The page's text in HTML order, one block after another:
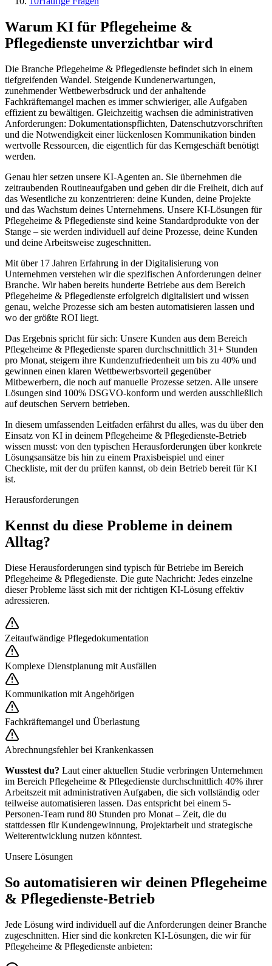
Warum KI für Pflegeheime &
Pflegedienste unverzichtbar wird
Die Branche Pflegeheime & Pflegedienste befindet sich in einem
tiefgreifenden Wandel. Steigende Kundenerwartungen,
zunehmender Wettbewerbsdruck und der anhaltende
Fachkräftemangel machen es immer schwieriger, alle Aufgaben
effizient zu bewältigen. Gleichzeitig wachsen die administrativen
Anforderungen: Dokumentationspflichten, Datenschutzvorschriften
und die Notwendigkeit einer lückenlosen Kommunikation binden
wertvolle Ressourcen, die eigentlich für das Kerngeschäft benötigt
werden.
Genau hier setzen unsere KI-Agenten an. Sie übernehmen die
zeitraubenden Routineaufgaben und geben dir die Freiheit, dich auf
das Wesentliche zu konzentrieren: deine Kunden, deine Projekte
und das Wachstum deines Unternehmens. Unsere KI-Lösungen für
Pflegeheime & Pflegedienste sind keine Standardprodukte von der
Stange – sie werden individuell auf deine Prozesse, deine Kunden
und deine Arbeitsweise zugeschnitten.
Mit über 17 Jahren Erfahrung in der Digitalisierung von
Unternehmen verstehen wir die spezifischen Anforderungen deiner
Branche. Wir haben bereits hunderte Betriebe aus dem Bereich
Pflegeheime & Pflegedienste erfolgreich digitalisiert und wissen
genau, welche Prozesse sich am besten automatisieren lassen und
wo der größte ROI liegt.
Das Ergebnis spricht für sich: Unsere Kunden aus dem Bereich
Pflegeheime & Pflegedienste sparen durchschnittlich 31+ Stunden
pro Monat, steigern ihre Kundenzufriedenheit um bis zu 40% und
gewinnen einen klaren Wettbewerbsvorteil gegenüber
Mitbewerbern, die noch auf manuelle Prozesse setzen. Alle unsere
Lösungen sind 100% DSGVO-konform und werden ausschließlich
auf deutschen Servern betrieben.
In diesem umfassenden Leitfaden erfährst du alles, was du über den
Einsatz von KI in deinem Pflegeheime & Pflegedienste-Betrieb
wissen musst: von den typischen Herausforderungen über konkrete
Lösungsansätze bis hin zu einem Praxisbeispiel und einer
Checkliste, mit der du prüfen kannst, ob dein Betrieb bereit für KI
ist.
Herausforderungen
Kennst du diese Probleme in deinem
Alltag?
Diese Herausforderungen sind typisch für Betriebe im Bereich
Pflegeheime & Pflegedienste. Die gute Nachricht: Jedes einzelne
dieser Probleme lässt sich mit der richtigen KI-Lösung effektiv
adressieren.
Zeitaufwändige Pflegedokumentation
Komplexe Dienstplanung mit Ausfällen
Kommunikation mit Angehörigen
Fachkräftemangel und Überlastung
Abrechnungsfehler bei Krankenkassen
Wusstest du? Laut einer aktuellen Studie verbringen Unternehmen
im Bereich Pflegeheime & Pflegedienste durchschnittlich 40% ihrer
Arbeitszeit mit administrativen Aufgaben, die sich vollständig oder
teilweise automatisieren lassen. Das entspricht bei einem 5-
Personen-Team rund 80 Stunden pro Monat – Zeit, die du
stattdessen für Kundengewinnung, Projektarbeit und strategische
Weiterentwicklung nutzen könntest.
Unsere Lösungen
So automatisieren wir deinen Pflegeheime
& Pflegedienste-Betrieb
Jede Lösung wird individuell auf die Anforderungen deiner Branche
zugeschnitten. Hier sind die konkreten KI-Lösungen, die wir für
Pflegeheime & Pflegedienste anbieten: